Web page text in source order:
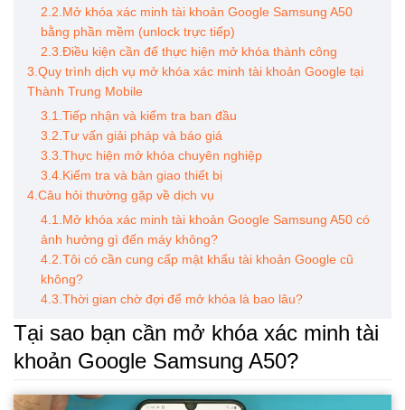
2.2.Mở khóa xác minh tài khoản Google Samsung A50
bằng phần mềm (unlock trực tiếp)
2.3.Điều kiện cần để thực hiện mở khóa thành công
3.Quy trình dịch vụ mở khóa xác minh tài khoản Google tại
Thành Trung Mobile
3.1.Tiếp nhận và kiểm tra ban đầu
3.2.Tư vấn giải pháp và báo giá
3.3.Thực hiện mở khóa chuyên nghiệp
3.4.Kiểm tra và bàn giao thiết bị
4.Câu hỏi thường gặp về dịch vụ
4.1.Mở khóa xác minh tài khoản Google Samsung A50 có
ảnh hưởng gì đến máy không?
4.2.Tôi có cần cung cấp mật khẩu tài khoản Google cũ
không?
4.3.Thời gian chờ đợi để mở khóa là bao lâu?
Tại sao bạn cần mở khóa xác minh tài
khoản Google Samsung A50?